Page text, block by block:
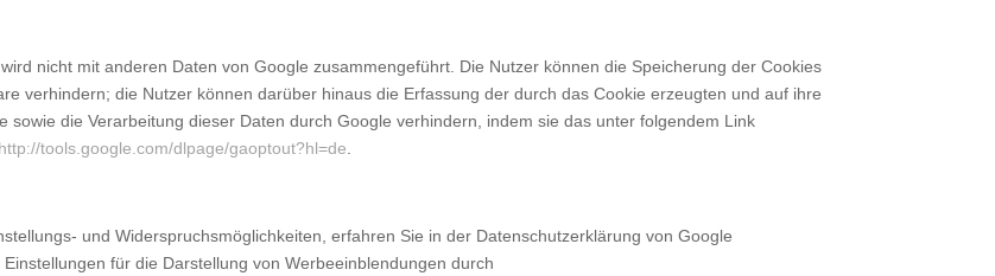
nicht mit anderen Daten von Google zusammengeführt. Die Nutzer können die Speicherung der Cookies
verhindern; die Nutzer können darüber hinaus die Erfassung der durch das Cookie erzeugten und auf ihre
die Verarbeitung dieser Daten durch Google verhindern, indem sie das unter folgendem Link
http://tools.google.com/dlpage/gaoptout?hl=de
und Widerspruchsmöglichkeiten, erfahren Sie in der Datenschutzerklärung von Google
für die Darstellung von Werbeeinblendungen durch